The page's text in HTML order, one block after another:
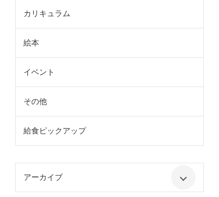
カリキュラム
絵本
イベント
その他
給食ピックアップ
アーカイブ